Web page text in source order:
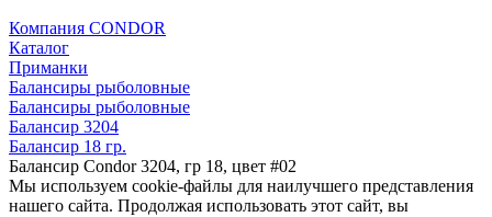
Компания CONDOR
Каталог
Приманки
Балансиры рыболовные
Балансиры рыболовные
Балансир 3204
Балансир 18 гр.
Балансир Condor 3204, гр 18, цвет #02
Мы используем cookie-файлы для наилучшего представления
нашего сайта. Продолжая использовать этот сайт, вы